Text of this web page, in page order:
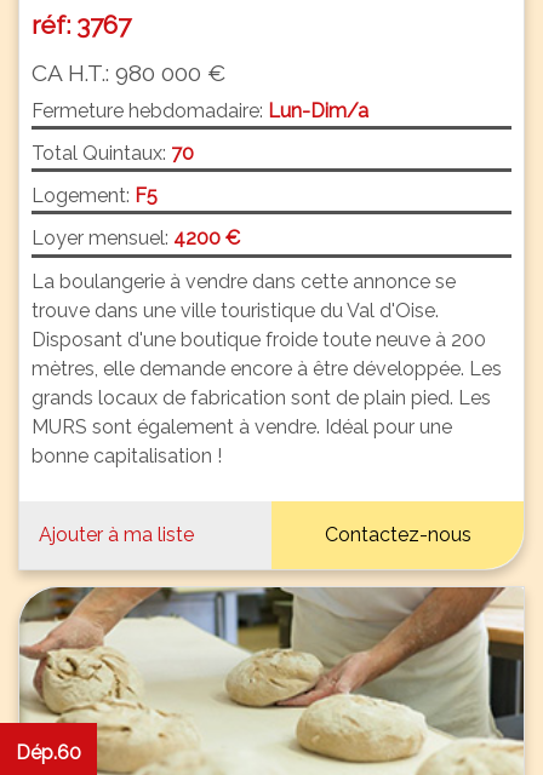
réf: 3767
CA H.T.: 980 000 €
Fermeture hebdomadaire: Lun-Dim/a
Total Quintaux: 70
Logement: F5
Loyer mensuel: 4200 €
La boulangerie à vendre dans cette annonce se
trouve dans une ville touristique du Val d'Oise.
Disposant d'une boutique froide toute neuve à 200
mètres, elle demande encore à être développée. Les
grands locaux de fabrication sont de plain pied. Les
MURS sont également à vendre. Idéal pour une
bonne capitalisation !
Ajouter à ma liste Contactez-nous
Dép.60